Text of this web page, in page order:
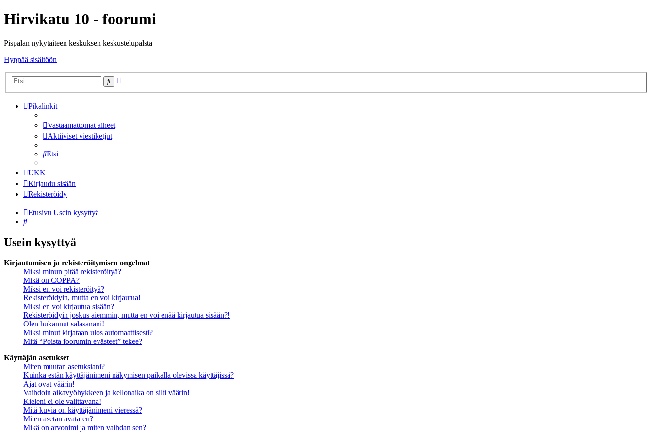
Hirvikatu 10 - foorumi
Pispalan nykytaiteen keskuksen keskustelupalsta
Hyppää sisältöön
Etsi
Pikalinkit
Vastaamattomat aiheet
Aktiiviset viestiketjut
Etsi
UKK
Kirjaudu sisään
Rekisteröidy
Etusivu Usein kysyttyä
Etsi
Usein kysyttyä
Kirjautumisen ja rekisteröitymisen ongelmat
Miksi minun pitää rekisteröityä?
Mikä on COPPA?
Miksi en voi rekisteröityä?
Rekisteröidyin, mutta en voi kirjautua!
Miksi en voi kirjautua sisään?
Rekisteröidyin joskus aiemmin, mutta en voi enää kirjautua sisään?!
Olen hukannut salasanani!
Miksi minut kirjataan ulos automaattisesti?
Mitä “Poista foorumin evästeet” tekee?
Käyttäjän asetukset
Miten muutan asetuksiani?
Kuinka estän käyttäjänimeni näkymisen paikalla olevissa käyttäjissä?
Ajat ovat väärin!
Vaihdoin aikavyöhykkeen ja kellonaika on silti väärin!
Kieleni ei ole valittavana!
Mitä kuvia on käyttäjänimeni vieressä?
Miten asetan avataren?
Mikä on arvonimi ja miten vaihdan sen?